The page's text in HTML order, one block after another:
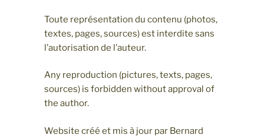
Toute représentation du contenu (photos,
textes, pages, sources) est interdite sans
l’autorisation de l’auteur.
Any reproduction (pictures, texts, pages,
sources) is forbidden without approval of
the author.
Website créé et mis à jour par Bernard